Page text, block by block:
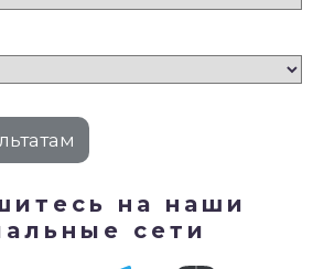
на наши
сети